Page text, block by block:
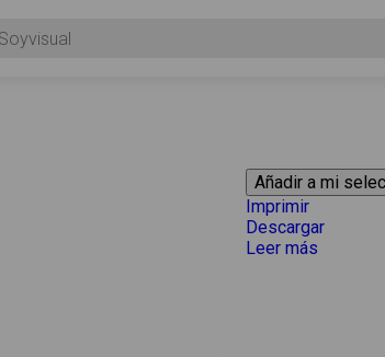
Imprimir
Descargar
Leer más